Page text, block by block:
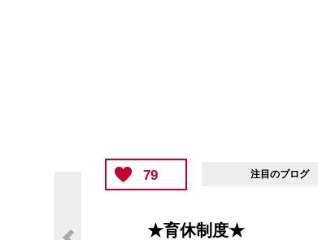
65 注目のブログ
★素敵な家族のもとへ★